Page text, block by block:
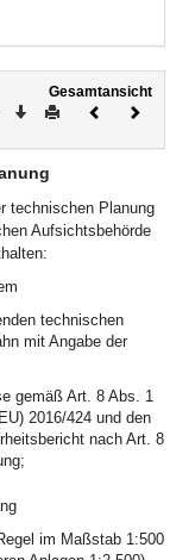
Gesamtansicht
Download
DruckenVorheriges
technischen Planung
Aufsichtsbehörde
technischen
mit Angabe der
gemäß Art. 8 Abs. 1
2016/424 und den
nach Art. 8
im Maßstab 1:500